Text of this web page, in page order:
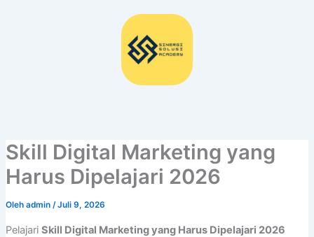
Skill Digital Marketing yang
Harus Dipelajari 2026
Oleh admin /Juli 9, 2026
Pelajari Skill Digital Marketing yang Harus Dipelajari 2026